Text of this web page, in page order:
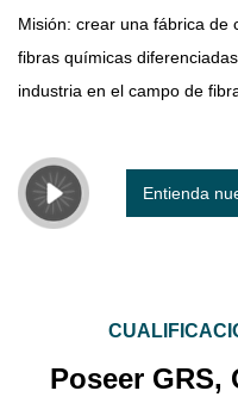
Misión: crear una fábrica de
fibras químicas
industria en el campo de
Entienda
Poseer GRS,